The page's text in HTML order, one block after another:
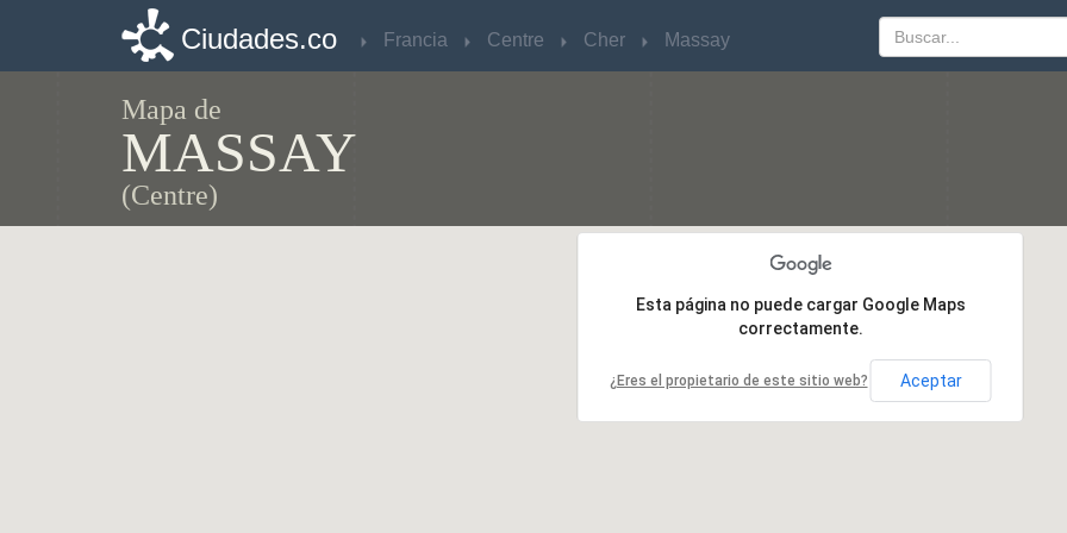
Ciudades.co Francia Centre Cher Massay
Mapa de
MASSAY
(Centre)
Esta página no puede cargar Google Maps
correctamente.
¿Eres el propietario de este sitio web? Aceptar
Esta página no puede cargar Google Maps
correctamente.
¿Eres el propietario de este sitio web? Aceptar
Ciudades.co Francia Centre Cher Massay